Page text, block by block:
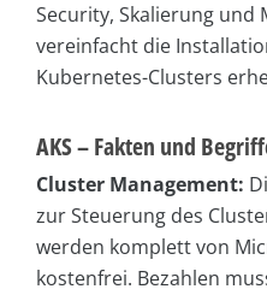
Security, Skalierung und
vereinfacht die
Kubernetes-Clusters
AKS – Fakten und
Cluster Management:
zur Steuerung des
werden komplett von
kostenfrei. Bezahlen